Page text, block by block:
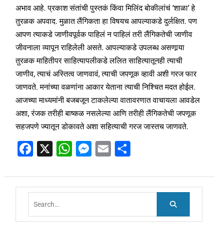
अभाव आहे. प्रकाश संतांची पुस्तकं किंवा मिलिंद बोकीलांचं ‘शाळा’ हे
तुरळक अपवाद. मुळात लैंगिकता हा विषयच आपल्याकडे दुर्लक्षित. पण
आपण त्याकडे जाणीवपूर्वक पाहिलं न पाहिलं तरी लैंगिकतेची जाणीव
जीवनाला व्यापून राहिलेली असते. आपल्याकडे उपलब्ध असणार्‍या
तुरळक माहितीपर साहित्यापलीकडे ललित साहित्यातूनही त्याची
जाणीव, त्याचं अस्तित्व जाणवावं, त्याची जपणूक व्हावी अशी गरज फार
जाणवते. मनांच्या वळणांना आकार येताना त्याची निश्चित मदत होईल.
आजच्या माध्यमांनी बजबजून टाकलेल्या वातावरणात वाचायला आवडेल
अशा, रंजक तरीही बाष्कळ नसलेल्या आणि तरीही लैंगिकतेची जपणूक
सहजपणे ज्यातून डोकावते अशा सहित्याची गरज जास्तच जाणवते.
F
c
e
b
o
X W
at
s
A
p
M
ss
e
n
g
E
ai
l
S
ar
e